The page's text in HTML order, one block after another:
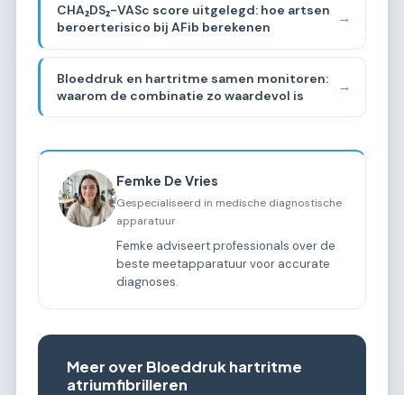
CHA₂DS₂-VASc score uitgelegd: hoe artsen
beroerterisico bij AFib berekenen
→
Bloeddruk en hartritme samen monitoren:
waarom de combinatie zo waardevol is
→
Femke De Vries
Gespecialiseerd in medische diagnostische
apparatuur
Femke adviseert professionals over de
beste meetapparatuur voor accurate
diagnoses.
Meer over Bloeddruk hartritme
atriumfibrilleren